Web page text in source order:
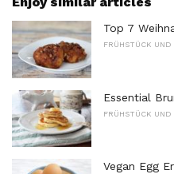
Top 7
FRÜHSTÜCK UND
Essential
FRÜHSTÜCK UND
Vegan Egg